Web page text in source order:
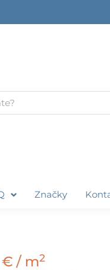
Značky
€ / m2